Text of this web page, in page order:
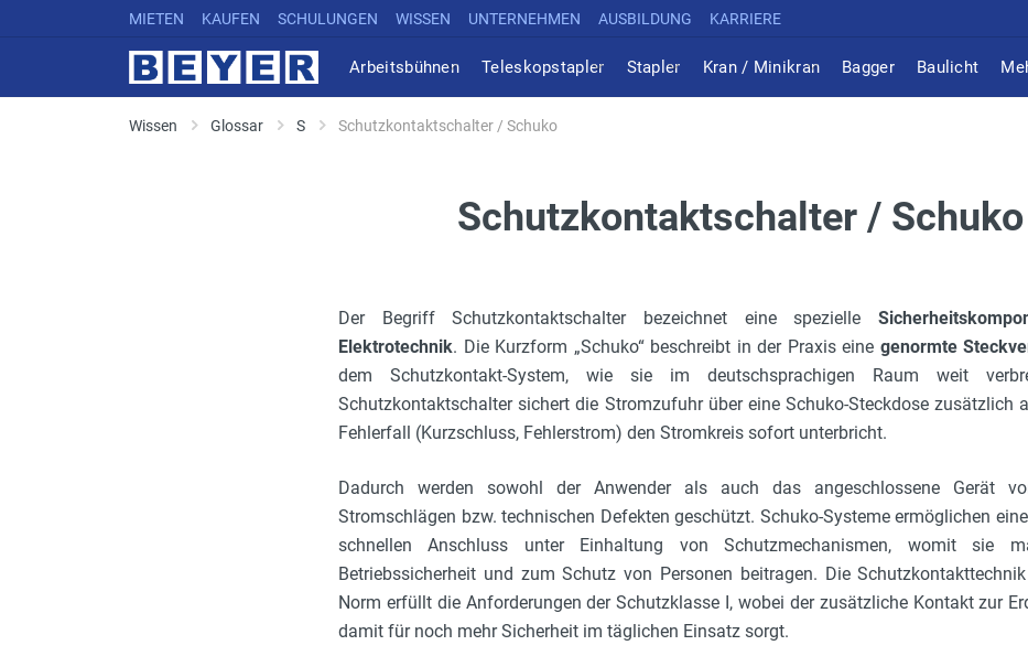
MIETEN KAUFEN SCHULUNGEN WISSEN UNTERNEHMEN AUSBILDUNG KARRIERE
Arbeitsbühnen Teleskopstapler Stapler Kran / Minikran Bagger Baulicht
Wissen Glossar S Schutzkontaktschalter / Schuko
Schutzkontaktschalter / Schuko
Der Begriff Schutzkontaktschalter bezeichnet eine spezielle
Elektrotechnik. Die Kurzform „Schuko“ beschreibt in der Praxis eine genormte
dem Schutzkontakt-System, wie sie im deutschsprachigen Raum weit
Schutzkontaktschalter sichert die Stromzufuhr über eine Schuko-Steckdose zusätzlich
Fehlerfall (Kurzschluss, Fehlerstrom) den Stromkreis sofort unterbricht.
Dadurch werden sowohl der Anwender als auch das angeschlossene Gerät
Stromschlägen bzw. technischen Defekten geschützt. Schuko-Systeme ermöglichen
schnellen Anschluss unter Einhaltung von Schutzmechanismen, womit sie
Betriebssicherheit und zum Schutz von Personen beitragen. Die
Norm erfüllt die Anforderungen der Schutzklasse I, wobei der zusätzliche Kontakt zur
damit für noch mehr Sicherheit im täglichen Einsatz sorgt.